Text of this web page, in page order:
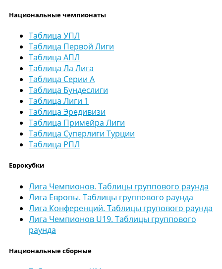
Национальные чемпионаты
Таблица УПЛ
Таблица Первой Лиги
Таблица АПЛ
Таблица Ла Лига
Таблица Серии А
Таблица Бундеслиги
Таблица Лиги 1
Таблица Эредивизи
Таблица Примейра Лиги
Таблица Суперлиги Турции
Таблица РПЛ
Еврокубки
Лига Чемпионов. Таблицы группового раунда
Лига Европы. Таблицы группового раунда
Лига Конференций. Таблицы групового раунда
Лига Чемпионов U19. Таблицы группового
раунда
Национальные сборные